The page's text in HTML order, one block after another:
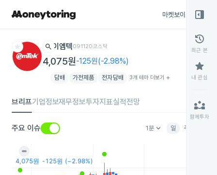
마켓보이스
star search 이엠텍091120코스닥
4,075원-125원(-2.98%)
담배 가전제품 전자담배 3개 테마 더보기 add
브리프기업정보재무정보투자지표실적전망
주요 이슈 1분keyboard_arrow_down 일 주
right_panel_open
history
최근 본
star
내 관심
partner_exchange
함께투자